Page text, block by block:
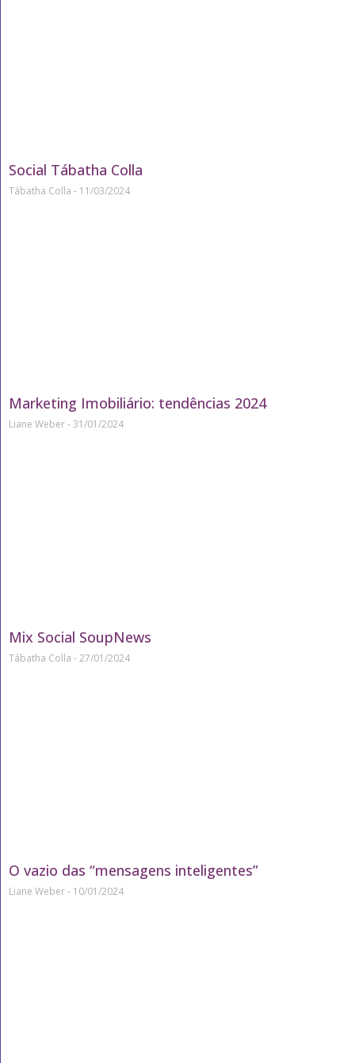
Social Tábatha Colla
Tábatha Colla 11/03/2024
Marketing Imobiliário: tendências 2024
Liane Weber 31/01/2024
Mix Social SoupNews
Tábatha Colla 27/01/2024
O vazio das “mensagens inteligentes”
Liane Weber 10/01/2024